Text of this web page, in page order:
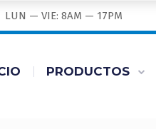
LUN — VIE: 8AM — 17PM
PRODUCTOS